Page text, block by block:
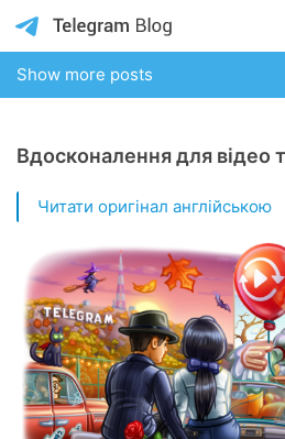
Show more posts
Вдосконалення для відео
Читати оригінал англійською